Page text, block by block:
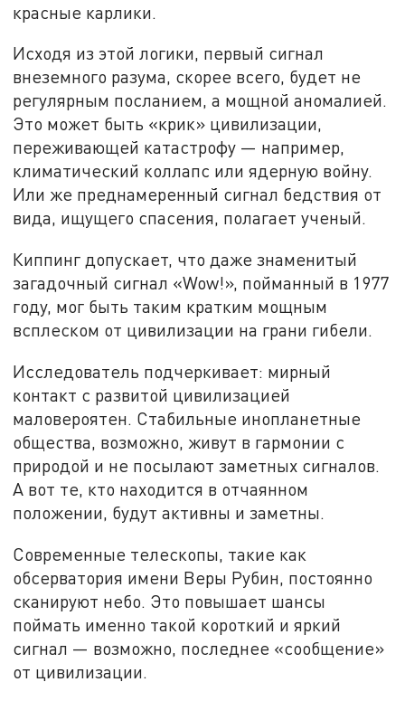
красные карлики.
Исходя из этой логики, первый сигнал
внеземного разума, скорее всего, будет не
регулярным посланием, а мощной аномалией.
Это может быть «крик» цивилизации,
переживающей катастрофу — например,
климатический коллапс или ядерную войну.
Или же преднамеренный сигнал бедствия от
вида, ищущего спасения, полагает ученый.
Киппинг допускает, что даже знаменитый
загадочный сигнал «Wow!», пойманный в 1977
году, мог быть таким кратким мощным
всплеском от цивилизации на грани гибели.
Исследователь подчеркивает: мирный
контакт с развитой цивилизацией
маловероятен. Стабильные инопланетные
общества, возможно, живут в гармонии с
природой и не посылают заметных сигналов.
А вот те, кто находится в отчаянном
положении, будут активны и заметны.
Современные телескопы, такие как
обсерватория имени Веры Рубин, постоянно
сканируют небо. Это повышает шансы
поймать именно такой короткий и яркий
сигнал — возможно, последнее «сообщение»
от цивилизации.